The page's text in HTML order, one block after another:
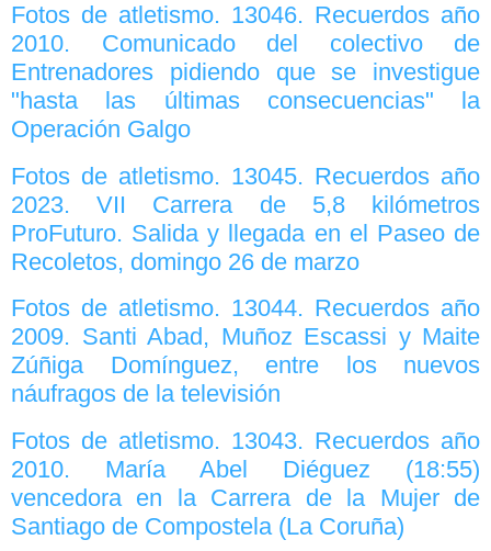
Fotos de atletismo. 13046. Recuerdos año
2010. Comunicado del colectivo de
Entrenadores pidiendo que se investigue
"hasta las últimas consecuencias" la
Operación Galgo
Fotos de atletismo. 13045. Recuerdos año
2023. VII Carrera de 5,8 kilómetros
ProFuturo. Salida y llegada en el Paseo de
Recoletos, domingo 26 de marzo
Fotos de atletismo. 13044. Recuerdos año
2009. Santi Abad, Muñoz Escassi y Maite
Zúñiga Domínguez, entre los nuevos
náufragos de la televisión
Fotos de atletismo. 13043. Recuerdos año
2010. María Abel Diéguez (18:55)
vencedora en la Carrera de la Mujer de
Santiago de Compostela (La Coruña)